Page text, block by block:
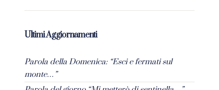
Ultimi Aggiornamenti
Parola della Domenica: “Esci e fermati sul
monte…”